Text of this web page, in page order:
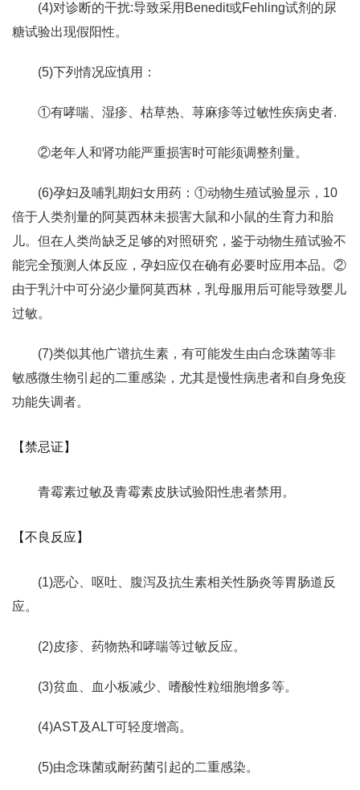
(4)对诊断的干扰:导致采用Benedit或Fehling试剂的尿
糖试验出现假阳性。
(5)下列情况应慎用：
①有哮喘、湿疹、枯草热、荨麻疹等过敏性疾病史者.
②老年人和肾功能严重损害时可能须调整剂量。
(6)孕妇及哺乳期妇女用药：①动物生殖试验显示，10
倍于人类剂量的阿莫西林未损害大鼠和小鼠的生育力和胎
儿。但在人类尚缺乏足够的对照研究，鉴于动物生殖试验不
能完全预测人体反应，孕妇应仅在确有必要时应用本品。②
由于乳汁中可分泌少量阿莫西林，乳母服用后可能导致婴儿
过敏。
(7)类似其他广谱抗生素，有可能发生由白念珠菌等非
敏感微生物引起的二重感染，尤其是慢性病患者和自身免疫
功能失调者。
【禁忌证】
青霉素过敏及青霉素皮肤试验阳性患者禁用。
【不良反应】
(1)恶心、呕吐、腹泻及抗生素相关性肠炎等胃肠道反
应。
(2)皮疹、药物热和哮喘等过敏反应。
(3)贫血、血小板减少、嗜酸性粒细胞增多等。
(4)AST及ALT可轻度增高。
(5)由念珠菌或耐药菌引起的二重感染。